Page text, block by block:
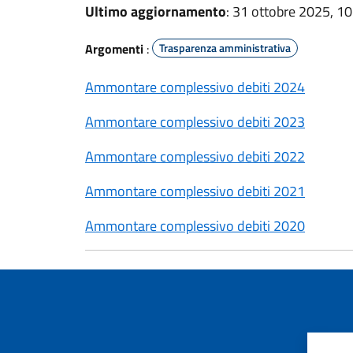
Ultimo aggiornamento: 31 ottobre 2025,
Argomenti : Trasparenza amministrativa
Ammontare complessivo debiti 2024
Ammontare complessivo debiti 2023
Ammontare complessivo debiti 2022
Ammontare complessivo debiti 2021
Ammontare complessivo debiti 2020